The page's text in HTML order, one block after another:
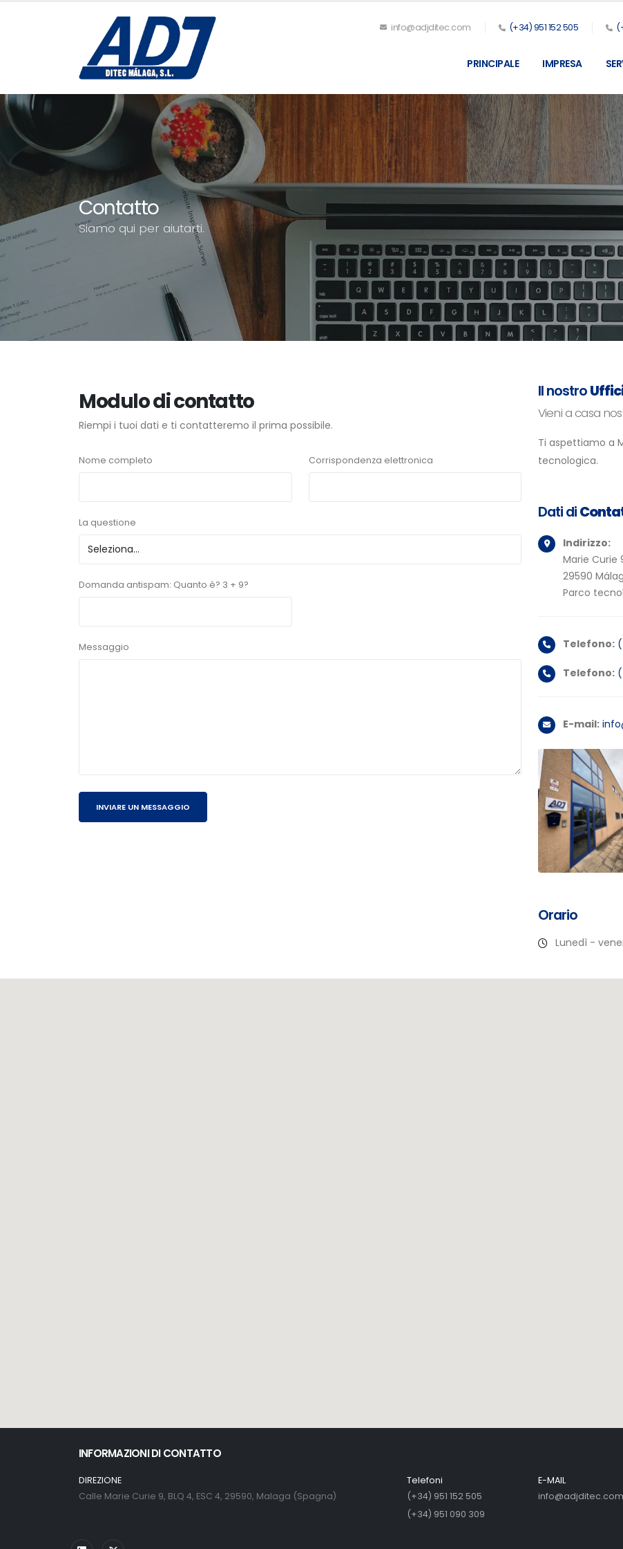
info@adjditec.com (+34) 951 152 505
PRINCIPALE IMPRESA
Contatto
Siamo qui per aiutarti.
Modulo di contatto
Riempi i tuoi dati e ti contatteremo il prima possibile.
Nome completo Corrispondenza elettronica
La questione
Domanda antispam: Quanto è? 3 + 9?
Messaggio
Il nostro
Vieni a casa
Ti aspettiamo a
tecnologica.
Dati di
Indirizzo:
Marie Curie
29590
Parco
Telefono:
Telefono:
E-mail:
Orario
Lunedì -
INFORMAZIONI DI CONTATTO
DIREZIONE
Calle Marie Curie 9, BLQ 4, ESC 4, 29590, Malaga (Spagna)
Telefoni
(+34) 951 152 505
(+34) 951 090 309
E-MAIL
info@adjditec.com